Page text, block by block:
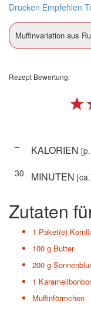
Drucken Empfehlen
Muffinvariation aus
Rezept Bewertung:
– KALORIEN
30
MINUTEN
Zutaten
1 Paket(e)
100 g Butter
200 g
1
Muffinförmchen